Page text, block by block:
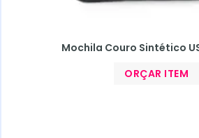
Mochila Couro Sintético
ORÇAR ITEM